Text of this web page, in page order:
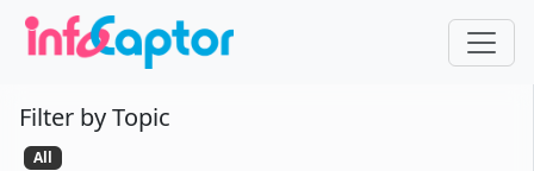
Filter by Topic
All